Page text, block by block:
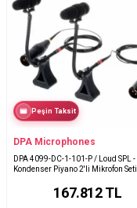
Peşin Taksit
DPA Microphones
DPA 4099-DC-1-101-P / Loud SPL -
Kondenser Piyano 2'li Mikrofon Seti
167.812TL